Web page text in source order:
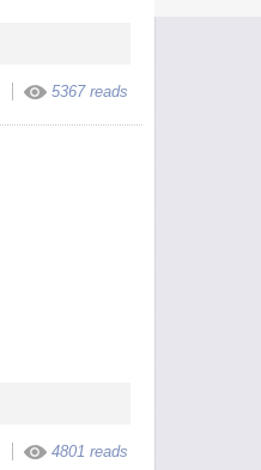
5367 reads
4801 reads